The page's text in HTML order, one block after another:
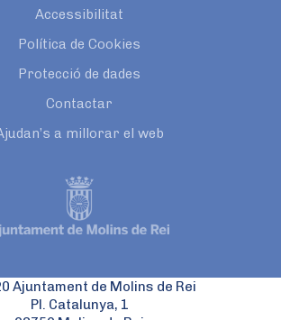
Accessibilitat
Política de Cookies
Protecció de dades
Contactar
a millorar el web
Ajuntament de Molins de Rei
Pl. Catalunya, 1